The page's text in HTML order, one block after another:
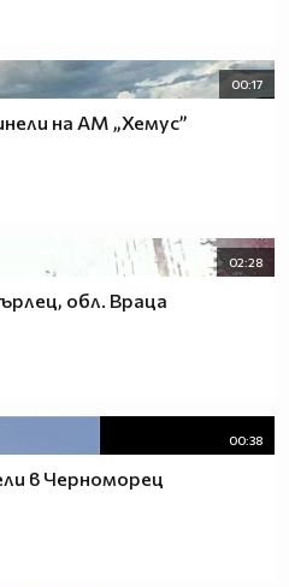
00:17
на АМ „Хемус”
02:28
обл. Враца
00:38
в Черноморец